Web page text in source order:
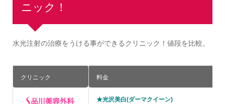
ニック！
水光注射の治療をうける事ができるクリニック！値段を比較。
クリニック 料金
★光沢美白(ダーマクイーン)